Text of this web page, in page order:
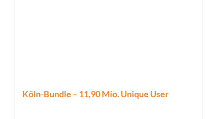
Köln-Bundle – 11,90 Mio. Unique User